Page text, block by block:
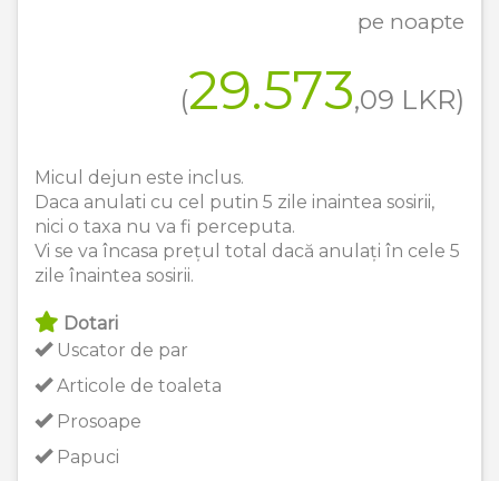
pe noapte
(29.573,09 LKR)
Micul dejun este inclus.
Daca anulati cu cel putin 5 zile inaintea sosirii,
nici o taxa nu va fi perceputa.
Vi se va încasa prețul total dacă anulați în cele 5
zile înaintea sosirii.
Dotari
Uscator de par
Articole de toaleta
Prosoape
Papuci